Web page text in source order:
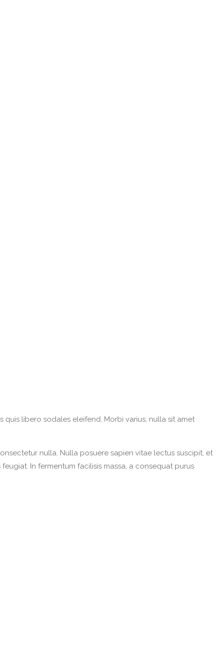
quis libero sodales eleifend. Morbi varius, nulla sit amet
nulla. Nulla posuere sapien vitae lectus suscipit, et
In fermentum facilisis massa, a consequat purus